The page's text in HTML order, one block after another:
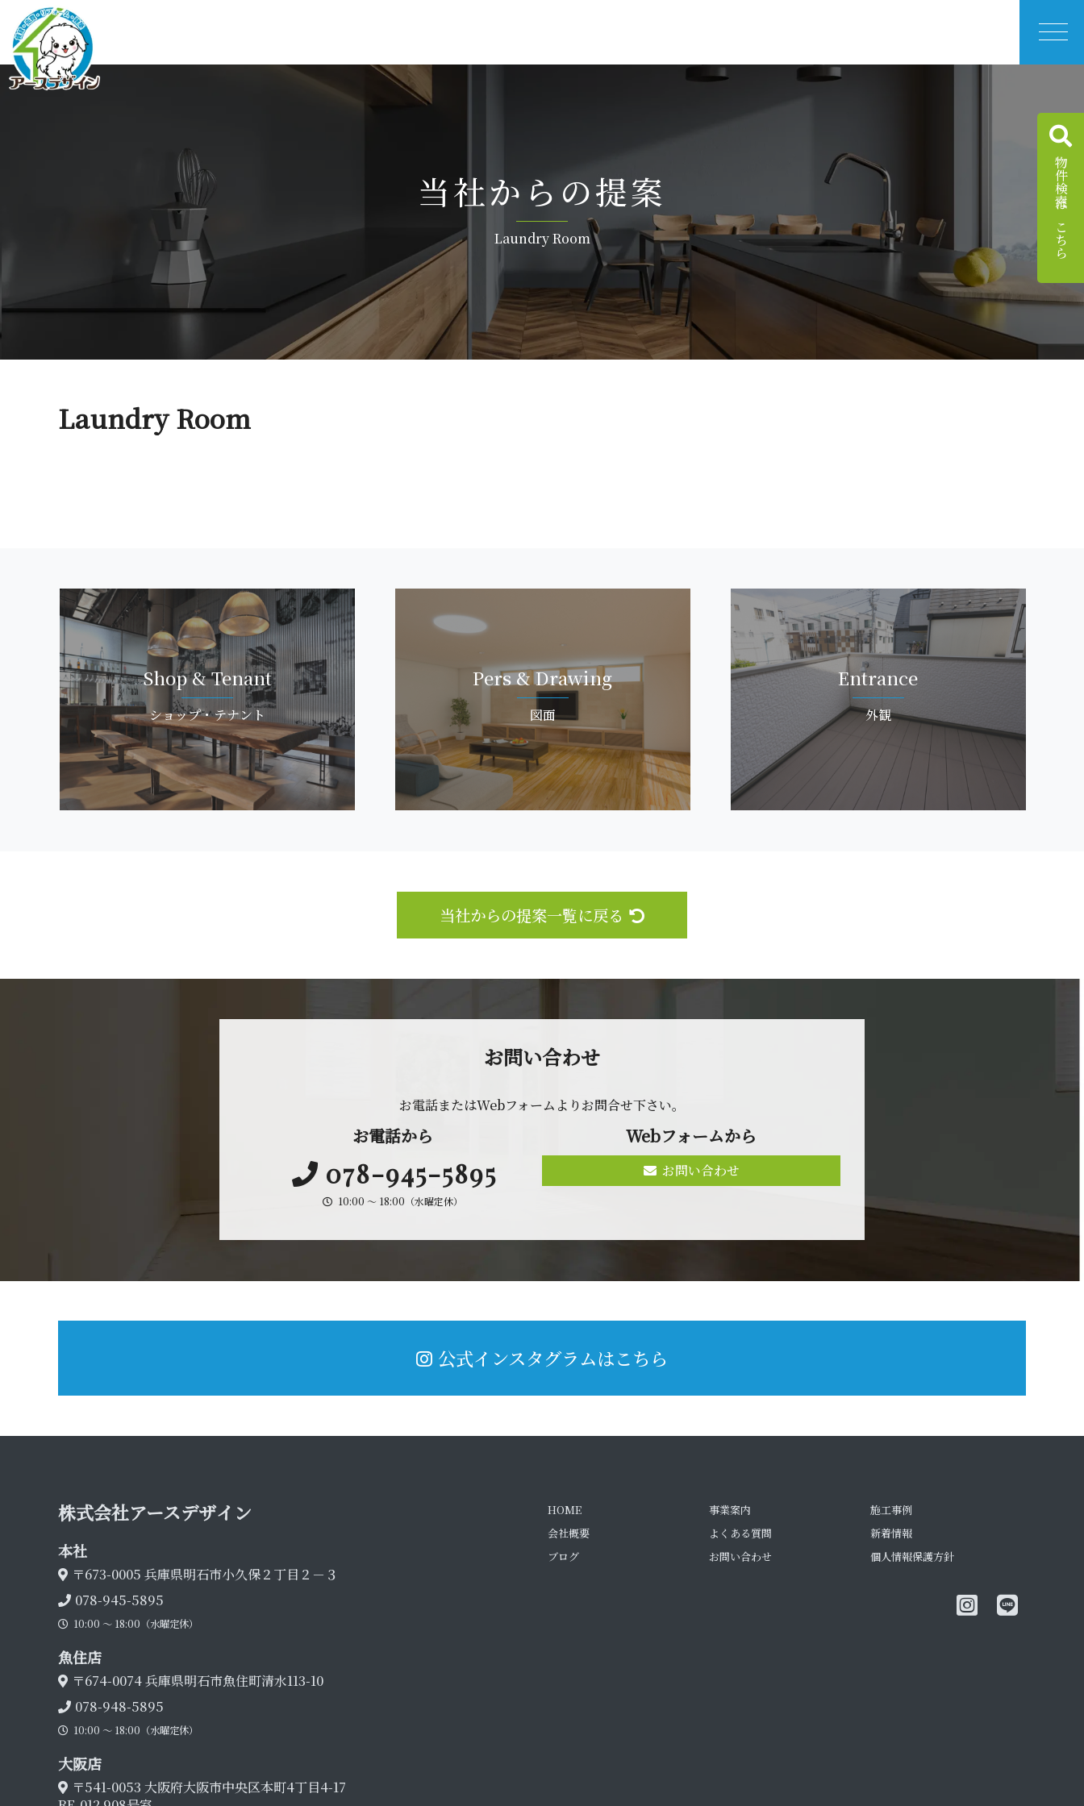
当社か ら の 提 案
Laundry R o o m
Laundry R o o m
Shop & Te n a n t
ショップ・ テ ナ ン ト
Pers & Dra w i n g
図 面
Entr a n c e
外 観
当社からの提案一覧に戻る
物件検索はこちら
お問 い 合 わ せ
お電話またはWebフォームよりお問合せ 下 さ い 。
お 電 話 か ら
078-945-5895
10:00 〜 18:00（水曜定休）
Webフォ ー ム か ら
お問い合わせ
公式インスタグラムはこちら
株式会社アース デ ザ イ ン
本 社
〒673-0005 兵庫県明石市小久保２丁目２－３
078-945-5895
10:00 〜 18:00（水曜定休）
魚 住 店
〒674-0074兵庫県明石市魚住町清水113-10
078-948-5895
10:00 〜 18:00（水曜定休）
大 阪 店
〒541-0053 大阪府大阪市中央区本町4丁目4-17
HOME 事業案内
施工事例
会社概要
よくある質問
新着情報
ブログ
お問い合わせ 個人情報保護方針